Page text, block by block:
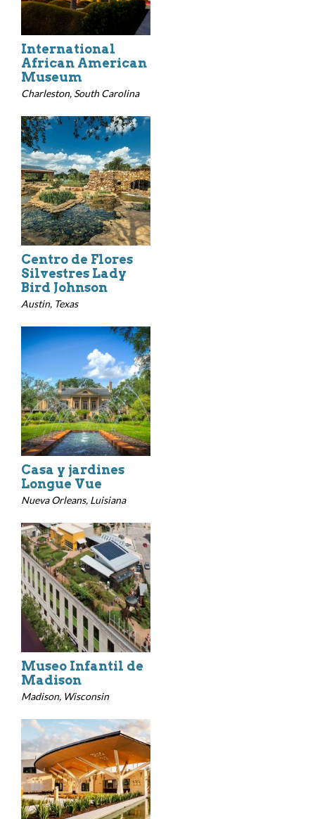
International
African American
Museum
Charleston, South Carolina
Centro de Flores
Silvestres Lady
Bird Johnson
Austin, Texas
Casa y jardines
Longue Vue
Nueva Orleans, Luisiana
Museo Infantil de
Madison
Madison, Wisconsin